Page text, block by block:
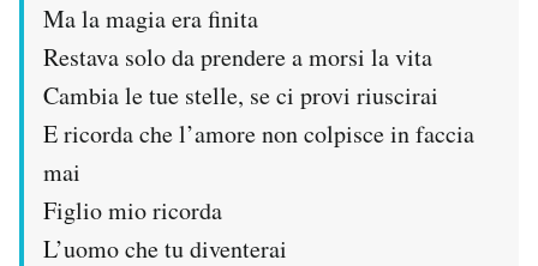
Ma la magia era finita
Restava solo da prendere a morsi la vita
Cambia le tue stelle, se ci provi riuscirai
E ricorda che l’amore non colpisce in faccia
mai
Figlio mio ricorda
L’uomo che tu diventerai